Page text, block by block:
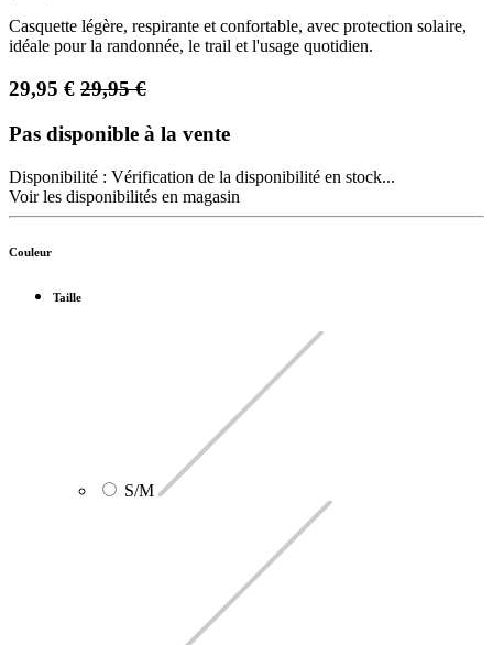
Casquette légère, respirante et confortable, avec protection solaire,
idéale pour la randonnée, le trail et l'usage quotidien.
29,95 € 29,95€
Pas disponible à la vente
Disponibilité : Vérification de la disponibilité en stock...
Voir les disponibilités en magasin
Couleur
Taille
S/M